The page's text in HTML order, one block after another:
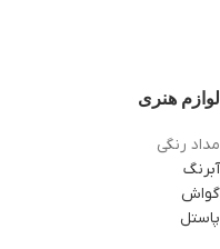
لوازم هنری
مداد رنگی
آبرنگ
گواش
پاستل